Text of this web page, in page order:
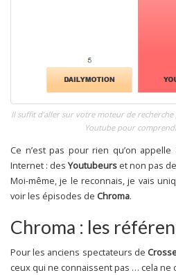
Il suffit d’aller sur votre moteur de
Youtube pour
Ce n’est pas pour rien qu’on
Internet : desYoutubeurs et non pas
Moi-même, je le reconnais, je vais
voir les épisodes de Chroma.
Chroma : les
Pour les anciens spectateurs de
ceux qui ne connaissent pas … cela